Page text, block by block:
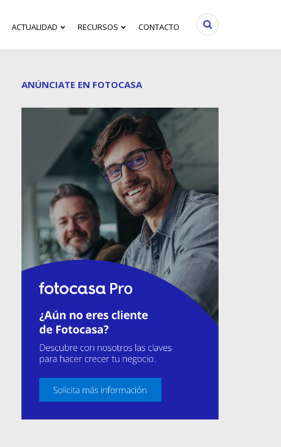
ACTUALIDAD RECURSOS CONTACTO
ANÚNCIATE EN FOTOCASA